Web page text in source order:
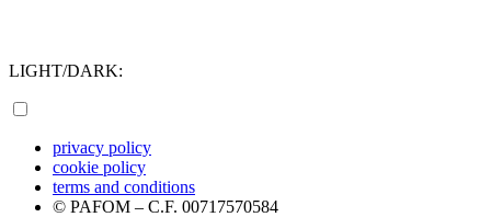
LIGHT/DARK:
privacy policy
cookie policy
terms and conditions
© PAFOM – C.F. 00717570584